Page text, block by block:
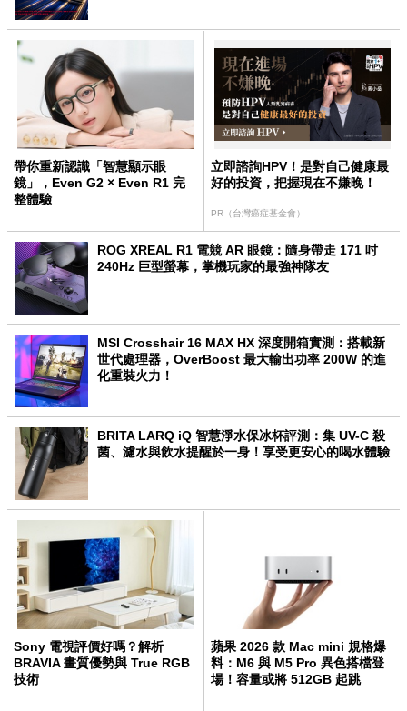
帶你重新認識「智慧顯示眼
鏡」，Even G2 × Even R1 完
整體驗
立即諮詢HPV！是對自己健康最
好的投資，把握現在不嫌晚！
PR（台灣癌症基金會）
ROG XREAL R1 電競 AR 眼鏡：隨身帶走 171 吋
240Hz 巨型螢幕，掌機玩家的最強神隊友
MSI Crosshair 16 MAX HX 深度開箱實測：搭載新
世代處理器，OverBoost 最大輸出功率 200W 的進
化重裝火力！
BRITA LARQ iQ 智慧淨水保冰杯評測：集 UV-C 殺
菌、濾水與飲水提醒於一身！享受更安心的喝水體驗
Sony 電視評價好嗎？解析
BRAVIA 畫質優勢與 True RGB
技術
蘋果 2026 款 Mac mini 規格爆
料：M6 與 M5 Pro 異色搭檔登
場！容量或將 512GB 起跳